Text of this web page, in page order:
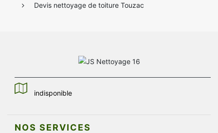
Devis nettoyage de toiture Touzac
indisponible
NOS SERVICES